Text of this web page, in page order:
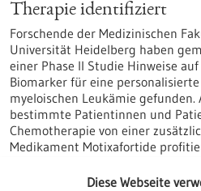
Therapie identifiziert
Forschende der Medizinischen
Universität Heidelberg haben
einer Phase II Studie Hinweise
Biomarker für eine
myeloischen Leukämie gefunden.
bestimmte Patientinnen und
Chemotherapie von einer
Medikament Motixafortide
bw.de/fachbeitrag/pm/
Diese Webseite